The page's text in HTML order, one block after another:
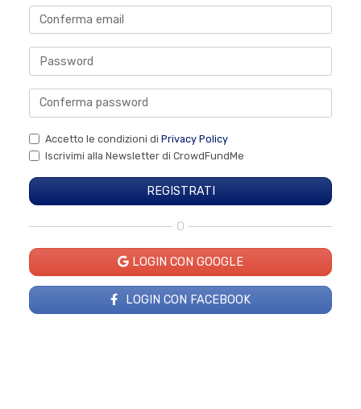
Accetto le condizioni di Privacy Policy
Iscrivimi alla Newsletter di CrowdFundMe
O
LOGIN CON GOOGLE
LOGIN CON FACEBOOK